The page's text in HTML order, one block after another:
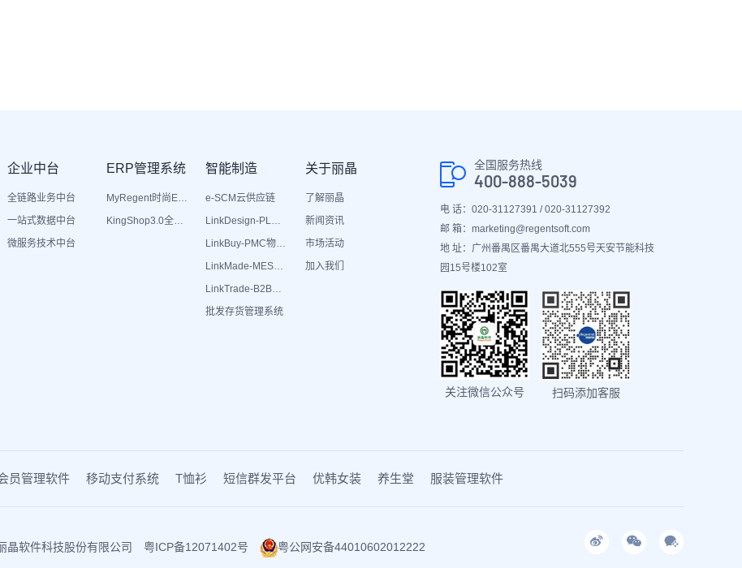
企业中台
全链路业务中台
一站式数据中台
微服务技术中台
ERP管理系统
MyRegent时尚ERP
KingShop3.0全渠道电商ERP
智能制造
e-SCM云供应链
LinkDesign-PLM设计研发
LinkBuy-PMC物料管理
LinkMade-MES生产管理
LinkTrade-B2B内部订货系统
批发存货管理系统
关于丽晶
了解丽晶
新闻资讯
市场活动
加入我们
全国服务热线
400-888-5039
电 话：020-31127391 / 020-31127392
邮 箱：marketing@regentsoft.com
地 址：广州番禺区番禺大道北555号天安节能科技
园15号楼102室
关注微信公众号 扫码添加客服
员管理软件 移动支付系统 T恤衫 短信群发平台 优韩女装 养生堂 服装管理软件
软件科技股份有限公司 粤ICP备12071402号 粤公网安备44010602012222